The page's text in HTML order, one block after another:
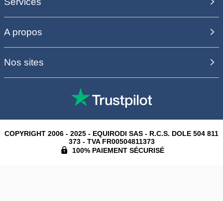
A propos
Nos sites
COPYRIGHT 2006 - 2025 - EQUIRODI SAS - R.C.S. DOLE 504 811
373 - TVA FR00504811373
100% PAIEMENT SÉCURISÉ